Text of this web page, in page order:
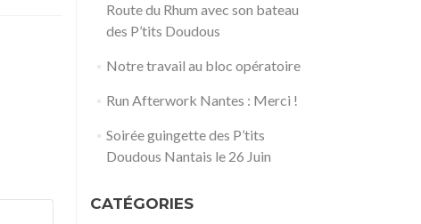
Route du Rhum avec son bateau
des P’tits Doudous
Notre travail au bloc opératoire
Run Afterwork Nantes : Merci !
Soirée guingette des P’tits
Doudous Nantais le 26 Juin
CATÉGORIES